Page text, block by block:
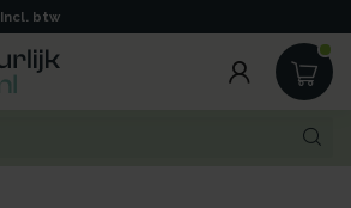
Incl. btw